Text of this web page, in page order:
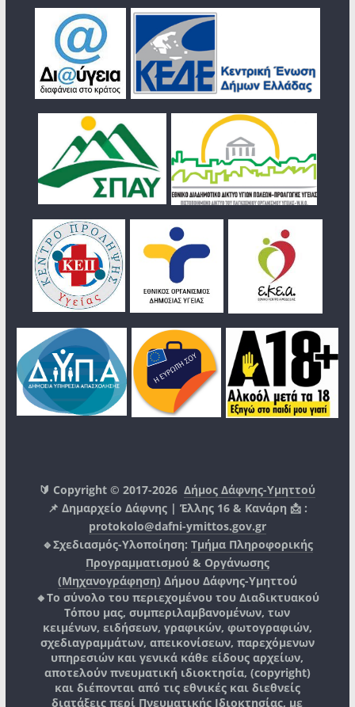
🔰 Copyright © 2017-2026Δήμος Δάφνης-Υμηττού
📌 Δημαρχείο Δάφνης | Έλλης 16 & Κανάρη 📩 :
protokolo@dafni-ymittos.gov.gr
🔹Σχεδιασμός-Υλοποίηση: Τμήμα Πληροφορικής
Προγραμματισμού & Οργάνωσης
(Μηχανογράφηση) Δήμου Δάφνης-Υμηττού
🔸Το σύνολο του περιεχομένου του Διαδικτυακού
Τόπου μας, συμπεριλαμβανομένων, των
κειμένων, ειδήσεων, γραφικών, φωτογραφιών,
σχεδιαγραμμάτων, απεικονίσεων, παρεχόμενων
υπηρεσιών και γενικά κάθε είδους αρχείων,
αποτελούν πνευματική ιδιοκτησία, (copyright)
και διέπονται από τις εθνικές και διεθνείς
διατάξεις περί Πνευματικής Ιδιοκτησίας, με